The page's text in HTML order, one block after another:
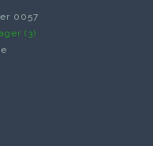
0057
(3)